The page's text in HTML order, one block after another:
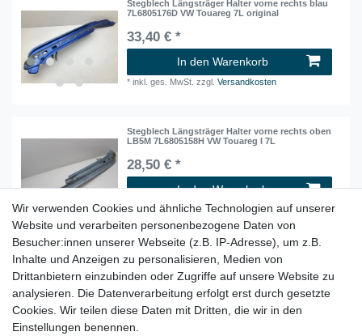
Stegblech Längsträger Halter vorne rechts blau
7L6805176D VW Touareg 7L original
33,40 € *
In den Warenkorb
*inkl. ges. MwSt. zzgl.Versandkosten
Stegblech Längsträger Halter vorne rechts oben
LB5M 7L6805158H VW Touareg I 7L
28,50 € *
In den Warenkorb
*inkl. ges. MwSt.zzgl.Versandkosten
Stoßstange Aufprallträger Stossfängerträger
hinten 4L0807309 Audi Q7 4L Original
37,95 € *
In den Warenkorb
Wir verwenden Cookies und ähnliche Technologien auf unserer
Website und verarbeiten personenbezogene Daten von
Besucher:innen unserer Webseite (z.B. IP-Adresse), um z.B.
Inhalte und Anzeigen zu personalisieren, Medien von
Drittanbietern einzubinden oder Zugriffe auf unsere Website zu
analysieren. Die Datenverarbeitung erfolgt erst durch gesetzte
Cookies. Wir teilen diese Daten mit Dritten, die wir in den
Einstellungen benennen.